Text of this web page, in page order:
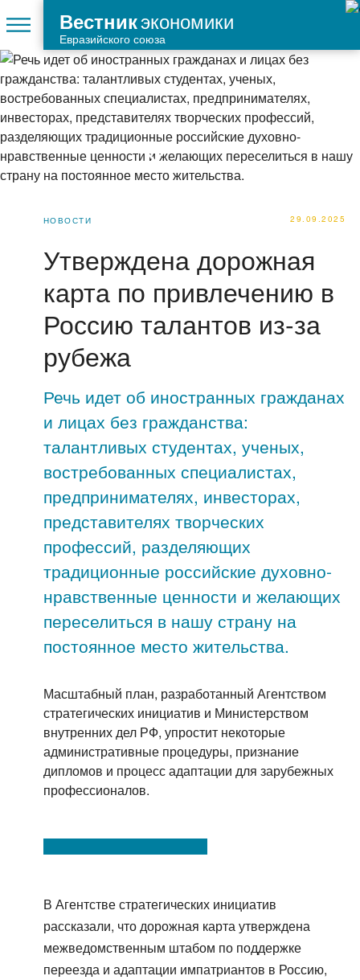
Вестникэкономики
Евразийского союза
НОВОСТИ 29.09.2025
Утверждена дорожная
карта по привлечению в
Россию талантов из-за
рубежа
Речь идет об иностранных гражданах
и лицах без гражданства:
талантливых студентах, ученых,
востребованных специалистах,
предпринимателях, инвесторах,
представителях творческих
профессий, разделяющих
традиционные российские духовно-
нравственные ценности и желающих
переселиться в нашу страну на
постоянное место жительства.
Масштабный план, разработанный Агентством
стратегических инициатив и Министерством
внутренних дел РФ, упростит некоторые
административные процедуры, признание
дипломов и процесс адаптации для зарубежных
профессионалов.
В Агентстве стратегических инициатив
рассказали, что дорожная карта утверждена
межведомственным штабом по поддержке
переезда и адаптации импатриантов в Россию,